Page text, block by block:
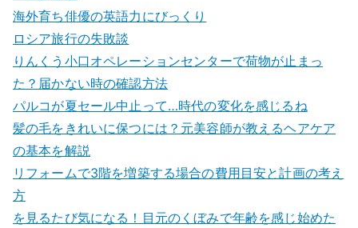
海外育ち俳優の英語力にびっくり
ロシア旅行の失敗談
りんくう小口オペレーションセンターで荷物が止まっ
た？届かない時の確認方法
パルコが夏セール中止って…時代の変化を感じるね
髪の毛をきれいに保つには？元美容師が教えるヘアケア
の基本を解説
リフォームで3階を増築する場合の費用目安と計画の考え
方
を見るたび気になる！目元のくぼみで年齢を感じ始めた